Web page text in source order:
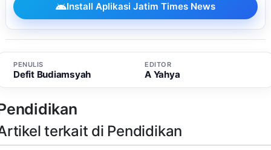
Install Aplikasi Jatim Times News
PENULIS
Defit Budiamsyah
EDITOR
A Yahya
terkait di Pendidikan